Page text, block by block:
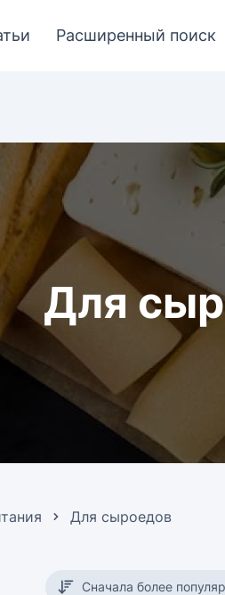
Расширенный поиск
Для
Для сыроедов
Сначала более